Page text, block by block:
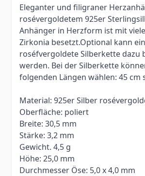
Eleganter und filigraner
rosévergoldetem 925er
Anhänger in Herzform ist mit
Zirkonia besetzt.Optional kann
roséfvergoldete Silberkette dazu
werden. Bei der Silberkette
folgenden Längen wählen: 45 cm
Material: 925er Silber
Oberfläche: poliert
Breite: 30,5 mm
Stärke: 3,2 mm
Gewicht. 4,5 g
Höhe: 25,0 mm
Durchmesser Öse: 5,0 x 4,0 mm